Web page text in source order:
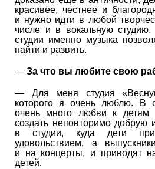
красивее, честнее и
и нужно идти в любой
числе и в вокальную
студии именно музыка
найти и развить.
— За что вы любите свою
— Для меня студия
которого я очень люблю. В
очень много любви к детям
создать неповторимо добрую
в студии, куда дети
удовольствием, а
и на концерты, и приводят
детей.